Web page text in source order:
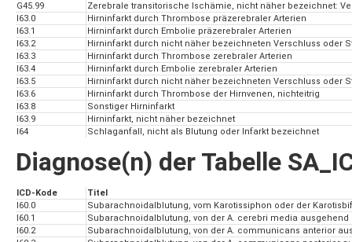
G45.99
Zerebrale transitorische Ischämie, nicht näher bezeichnet:
I63.0
Hirninfarkt durch Thrombose präzerebraler Arterien
I63.1
Hirninfarkt durch Embolie präzerebraler Arterien
I63.2
Hirninfarkt durch nicht näher bezeichneten Verschluss oder
I63.3
Hirninfarkt durch Thrombose zerebraler Arterien
I63.4
Hirninfarkt durch Embolie zerebraler Arterien
I63.5
Hirninfarkt durch nicht näher bezeichneten Verschluss oder
I63.6
Hirninfarkt durch Thrombose der Hirnvenen, nichteitrig
I63.8
Sonstiger Hirninfarkt
I63.9
Hirninfarkt, nicht näher bezeichnet
I64
Schlaganfall, nicht als Blutung oder Infarkt bezeichnet
Diagnose(n) der Tabelle
ICD-Kode
Titel
I60.0
Subarachnoidalblutung, vom Karotissiphon oder der
I60.1
Subarachnoidalblutung, von der A. cerebri media ausgehend
I60.2
Subarachnoidalblutung, von der A. communicans anterior